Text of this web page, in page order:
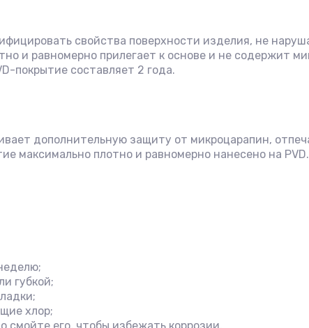
свойства поверхности изделия, не
и равномерно прилегает к основе и не содержит
покрытие составляет 2 года.
дополнительную защиту от микроцарапин,
максимально плотно и равномерно нанесено на PVD.
губкой;
хлор;